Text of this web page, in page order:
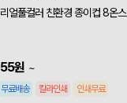
리얼풀컬러 친환경 종이컵 8온스
55원 ~
무료배송 칼라인쇄 인쇄무료